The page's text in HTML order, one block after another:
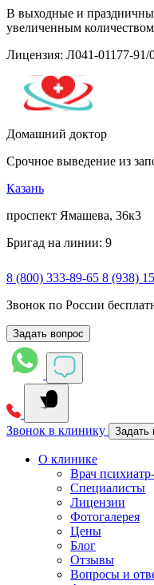
В выходные и
увеличенным
Лицензия: Л041-01177-91/
Домашний доктор
Срочное выведение из
Казань
проспект Ямашева, 36к3
Бригад на линии: 9
8 (800) 333-89-65 8 (938)
Звонок по России
Задать вопрос
Звонок в клинику Задать
О клинике
Врач
Специалисты
Лицензии
Фотогалерея
Цены
Блог
Отзывы
Вопросы и